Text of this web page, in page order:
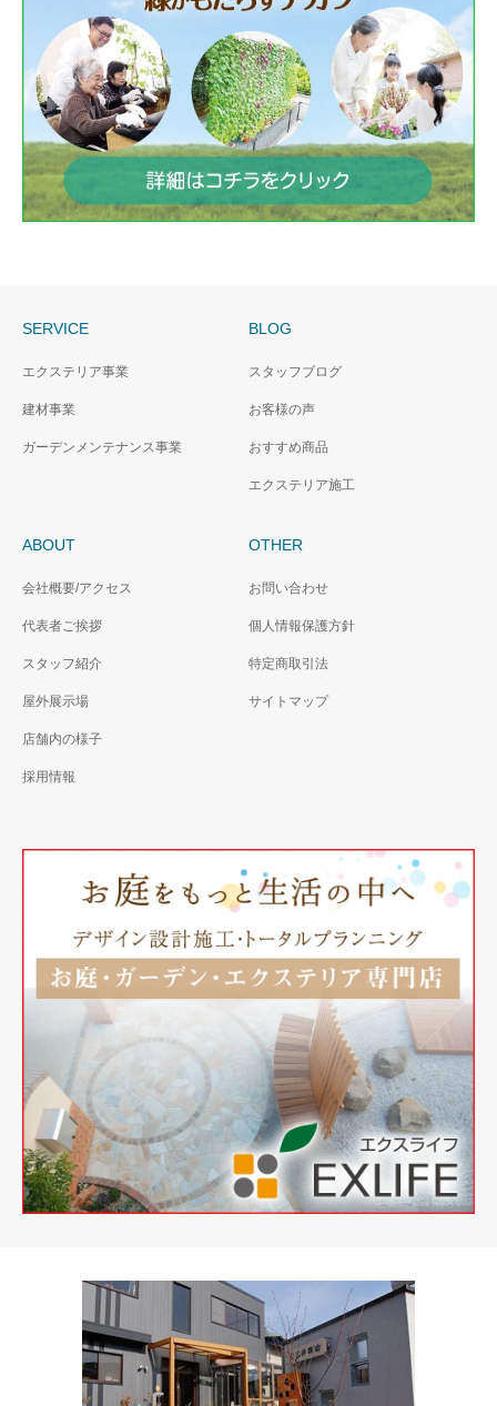
SERVICE
エクステリア事業
建材事業
ガーデンメンテナンス事業
BLOG
スタッフブログ
お客様の声
おすすめ商品
エクステリア施工
ABOUT
会社概要/アクセス
代表者ご挨拶
スタッフ紹介
屋外展示場
店舗内の様子
採用情報
OTHER
お問い合わせ
個人情報保護方針
特定商取引法
サイトマップ